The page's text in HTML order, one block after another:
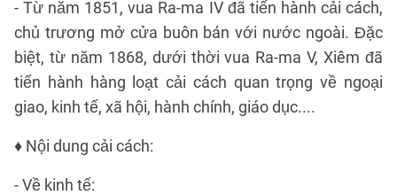
- Từ năm 1851, vua Ra-ma IV đã tiến hành cải cách,
chủ trương mở cửa buôn bán với nước ngoài. Đặc
biệt, từ năm 1868, dưới thời vua Ra-ma V, Xiêm đã
tiến hành hàng loạt cải cách quan trọng về ngoại
giao, kinh tế, xã hội, hành chính, giáo dục....
♦ Nội dung cải cách:
- Về kinh tế: